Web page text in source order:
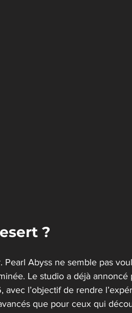
?
Pearl Abyss ne semble pas
Le studio a déjà annoncé
l’objectif de rendre
que pour ceux qui